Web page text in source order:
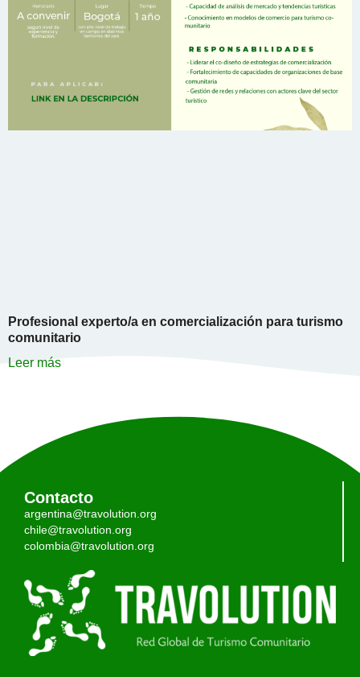
Profesional experto/a en comercialización para turismo
comunitario
Leer más
Contacto
argentina@travolution.org
chile@travolution.org
colombia@travolution.org